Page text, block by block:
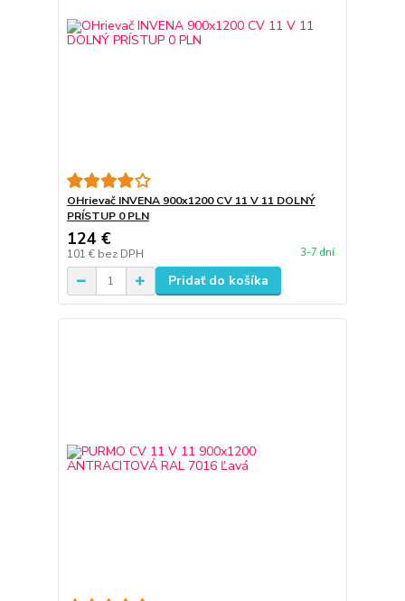
OHrievač INVENA 900x1200 CV 11 V 11 DOLNÝ
PRÍSTUP 0 PLN
124 €
101 € bez DPH 3-7 dní
Pridať do košíka